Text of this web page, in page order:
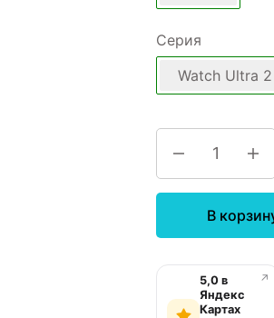
Серия
Watch Ultra 2
В
5,0 в
Яндекс
Картах
↗